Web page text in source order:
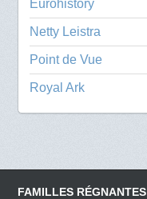
Eurohistory
Netty Leistra
Point de Vue
Royal Ark
FAMILLES RÉGNANTES